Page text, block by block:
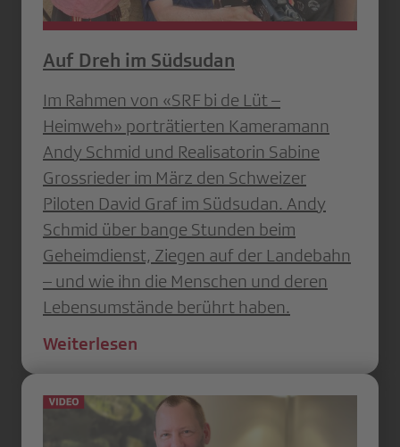
Auf Dreh im Südsudan
Im Rahmen von «SRF bi de Lüt –
Heimweh» porträtierten Kameramann
Andy Schmid und Realisatorin Sabine
Grossrieder im März den Schweizer
Piloten David Graf im Südsudan. Andy
Schmid über bange Stunden beim
Geheimdienst, Ziegen auf der Landebahn
– und wie ihn die Menschen und deren
Lebensumstände berührt haben.
Weiterlesen